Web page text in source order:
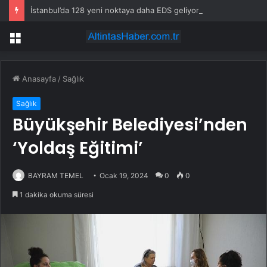
İstanbul’da 128 yeni noktaya daha EDS geliyor
Menü
Anasayfa / Sağlık
Sağlık
Büyükşehir Belediyesi’nden
‘Yoldaş Eğitimi’
BAYRAM TEMEL Ocak 19, 2024 0 0
1 dakika okuma süresi